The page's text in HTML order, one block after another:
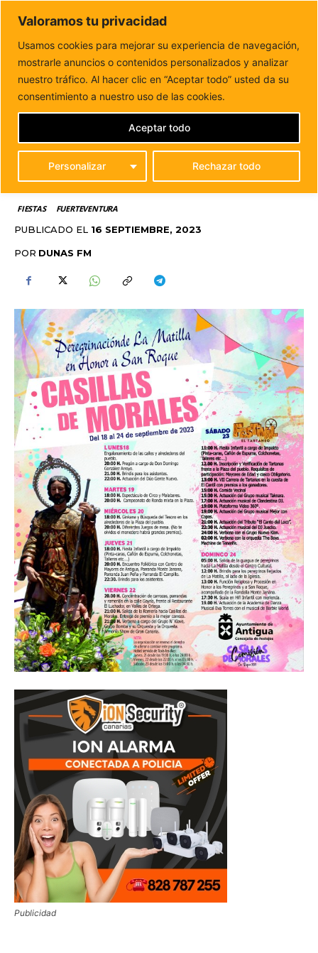
Valoramos tu privacidad
Usamos cookies para mejorar su experiencia de navegación,
mostrarle anuncios o contenidos personalizados y analizar
nuestro tráfico. Al hacer clic en “Aceptar todo” usted da su
consentimiento a nuestro uso de las cookies.
Personalizar Rechazar todo
Aceptar todo
DUNAS FM
Tu informacion de forma cercana
Inicio FIESTAS
Domingo González Arroyo pregonero de
las Fiestas de Casillas de Morales
DOMINGO GONZÁLEZ
ARROYO PREGONERO
DE LAS FIESTAS DE
CASILLAS DE MORALES
FIESTAS FUERTEVENTURA
PUBLICADO EL 16 SEPTIEMBRE, 2023
POR DUNAS FM
Publicidad